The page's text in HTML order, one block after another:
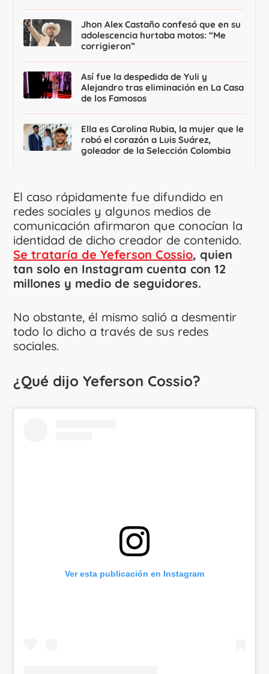
Jhon Alex Castaño confesó que en su
adolescencia hurtaba motos: “Me
corrigieron”
Así fue la despedida de Yuli y
Alejandro tras eliminación en La Casa
de los Famosos
Ella es Carolina Rubia, la mujer que le
robó el corazón a Luis Suárez,
goleador de la Selección Colombia
El caso rápidamente fue difundido en
redes sociales y algunos medios de
comunicación afirmaron que conocían la
identidad de dicho creador de contenido.
Se trataría de Yeferson Cossio, quien
tan solo en Instagram cuenta con 12
millones y medio de seguidores.
No obstante, él mismo salió a desmentir
todo lo dicho a través de sus redes
sociales.
¿Qué dijo Yeferson Cossio?
Ver esta publicación en Instagram